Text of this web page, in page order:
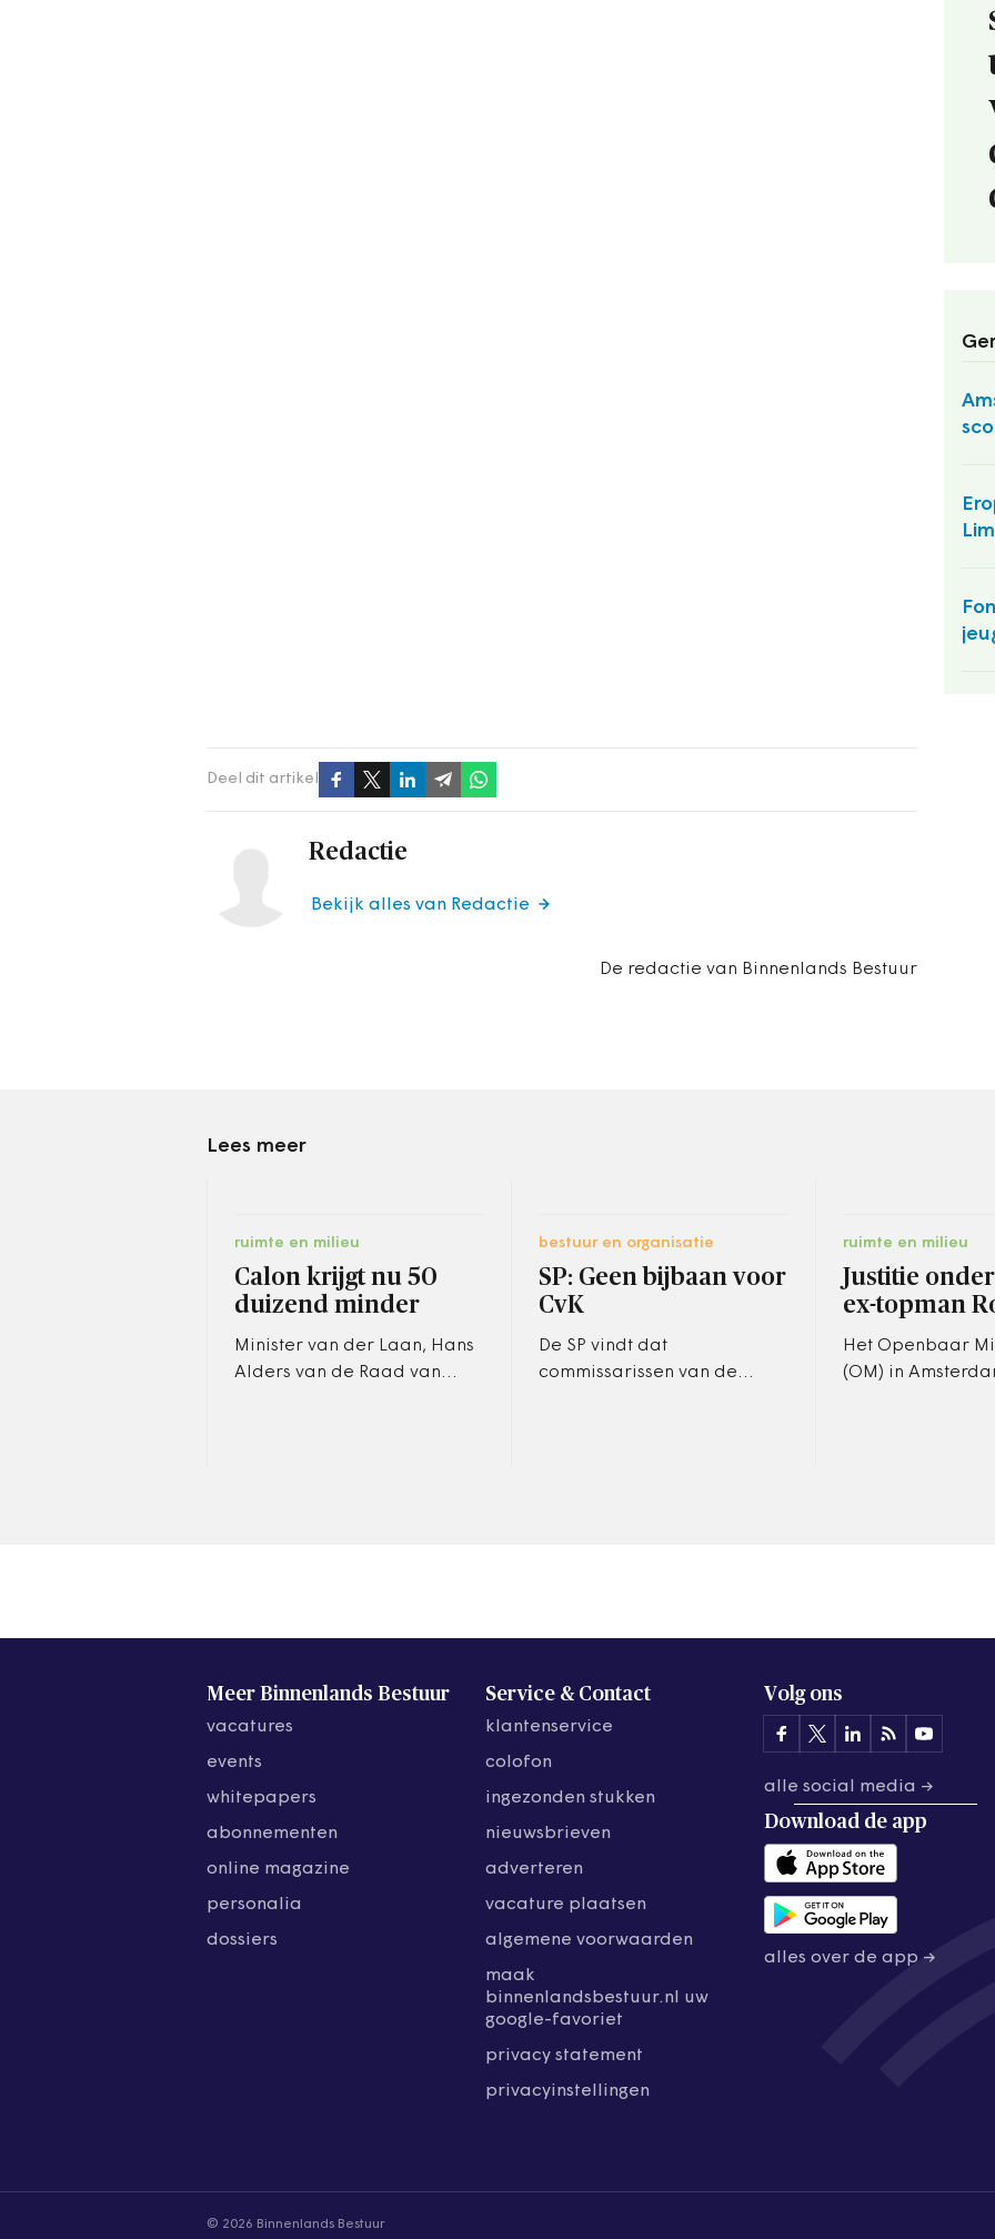
Deel dit artikel
Redactie
De redactie van Binnenlands Bestuur
Bekijk alles van Redactie
Lees meer
ruimte en milieu
Calon krijgt nu 50
duizend minder
Minister van der Laan, Hans
Alders van de Raad van
bestuur en organisatie
SP: Geen bijbaan voor
CvK
De SP vindt dat
commissarissen van de
ruimte en milieu
Justitie
ex-topman
Het Openbaar
(OM) in
Meer Binnenlands Bestuur
vacatures
events
whitepapers
abonnementen
online magazine
personalia
dossiers
Service & Contact
klantenservice
colofon
ingezonden stukken
nieuwsbrieven
adverteren
vacature plaatsen
algemene voorwaarden
maak
binnenlandsbestuur.nl uw
google-favoriet
privacy statement
privacyinstellingen
Volg ons
alle social media →
Download de app
alles over de app →
© 2026 Binnenlands Bestuur